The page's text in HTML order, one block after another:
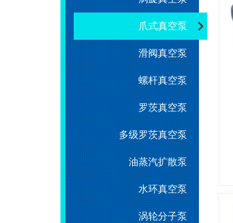
爪式真空泵
滑阀真空泵
螺杆真空泵
罗茨真空泵
多级罗茨真空泵
油蒸汽扩散泵
水环真空泵
涡轮分子泵